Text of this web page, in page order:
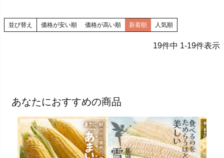
並び替え 価格が安い順 価格が高い順 新着順 人気順
19件中 1-19件表示
あなたにおすすめの商品